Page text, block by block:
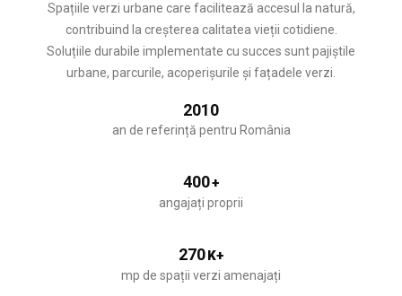
Spațiile verzi urbane care facilitează accesul la natură,
contribuind la creșterea calitatea vieții cotidiene.
Soluțiile durabile implementate cu succes sunt pajiștile
urbane, parcurile, acoperișurile și fațadele verzi.
2010
an de referință pentru România
400+
angajați proprii
270K+
mp de spații verzi amenajați